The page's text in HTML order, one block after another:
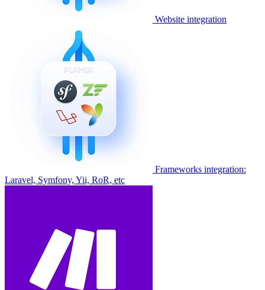
Website integration
Frameworks integration:
Laravel, Symfony, Yii, RoR, etc